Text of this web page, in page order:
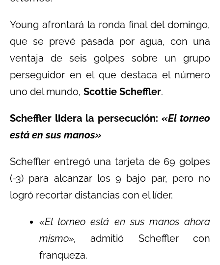
Young afrontará la ronda final del domingo,
que se prevé pasada por agua, con una
ventaja de seis golpes sobre un grupo
perseguidor en el que destaca el número
uno del mundo, Scottie Scheffler.
Scheffler lidera la persecución: «El torneo
está en sus manos»
Scheffler entregó una tarjeta de 69 golpes
(-3) para alcanzar los 9 bajo par, pero no
logró recortar distancias con el líder.
«El torneo está en sus manos ahora
mismo», admitió Scheffler con
franqueza.